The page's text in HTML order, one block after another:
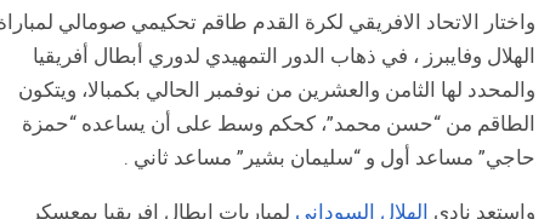
واختار الاتحاد الافريقي لكرة القدم طاقم تحكيمي صومالي
الهلال وفايبرز ، في ذهاب الدور التمهيدي لدوري أبطال أفريقيا
والمحدد لها الثامن والعشرين من نوفمبر الحالي بكمبالا، ويتكون
الطاقم من “حسن محمد”، كحكم وسط على أن يساعده “حمزة
حاجي” مساعد أول و “سليمان بشير” مساعد ثاني .
واستعد نادي الهلال السوداني لمباريات ابطال افريقيا بمعسكر